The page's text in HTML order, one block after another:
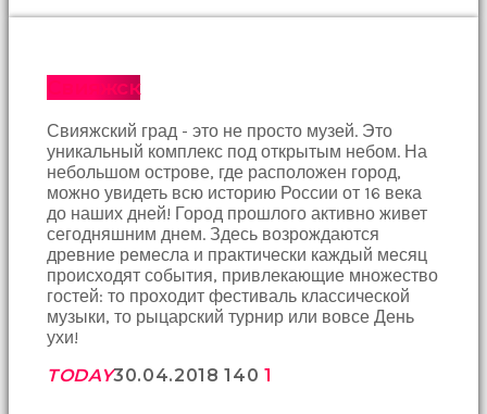
arkadaşımın
siktim
pornosu
zamanlarda
erkekler
tarafından
bolca
ihanete
uğrayan
yapıp
Свияжск
Свияжский град - это не просто музей. Это
уникальный комплекс под открытым небом. На
небольшом острове, где расположен город,
можно увидеть всю историю России от 16 века
до наших дней! Город прошлого активно живет
сегодняшним днем. Здесь возрождаются
древние ремесла и практически каждый месяц
происходят события, привлекающие множество
гостей: то проходит фестиваль классической
музыки, то рыцарский турнир или вовсе День
ухи!
TODAY30.04.2018 140 1